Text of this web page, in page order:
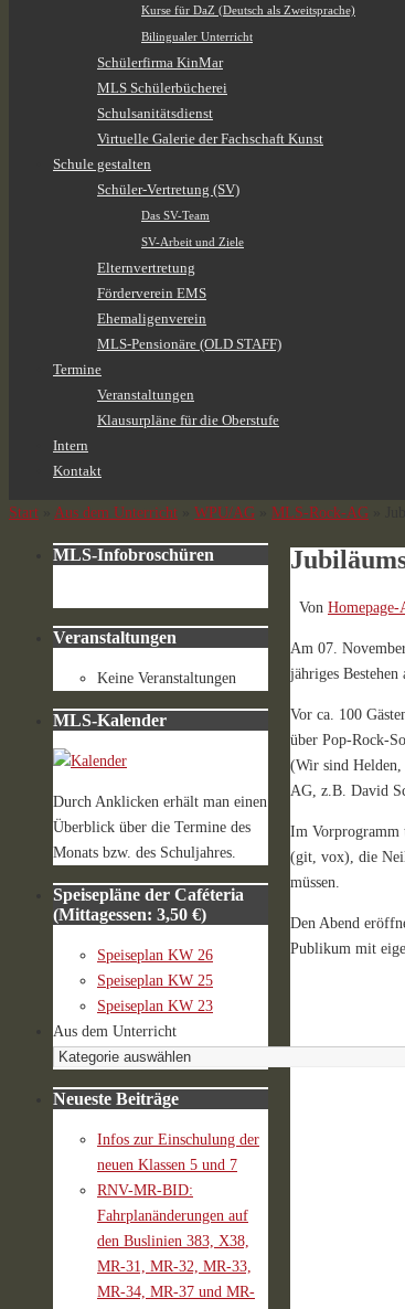
Kurse für DaZ (Deutsch als Zweitsprache)
Bilingualer Unterricht
Schülerfirma KinMar
MLS Schülerbücherei
Schulsanitätsdienst
Virtuelle Galerie der Fachschaft Kunst
Schule gestalten
Schüler-Vertretung (SV)
Das SV-Team
SV-Arbeit und Ziele
Elternvertretung
Förderverein EMS
Ehemaligenverein
MLS-Pensionäre (OLD STAFF)
Termine
Veranstaltungen
Klausurpläne für die Oberstufe
Intern
Kontakt
Start Aus dem Unterricht WPU/AG MLS-Rock-AG
Von Homepage-
Am 07.
jähriges Bestehen
Vor ca. 100
über Pop-Rock-
(Wir sind Helden,
AG, z.B. David
Im Vorprogramm
(git, vox), die
müssen.
Den Abend
Publikum mit
MLS-Infobroschüren
Veranstaltungen
Keine Veranstaltungen
MLS-Kalender
Durch Anklicken erhält man einen
Überblick über die Termine des
Monats bzw. des Schuljahres.
Speisepläne der Caféteria
(Mittagessen: 3,50 €)
Speiseplan KW 26
Speiseplan KW 25
Speiseplan KW 23
Aus dem Unterricht
Neueste Beiträge
Infos zur Einschulung der
neuen Klassen 5 und 7
RNV-MR-BID:
Fahrplanänderungen auf
den Buslinien 383, X38,
MR-31, MR-32, MR-33,
MR-34, MR-37 und MR-